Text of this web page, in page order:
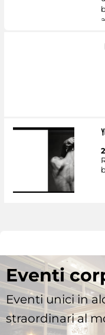
Eventi
Eventi unici in
straordinari al